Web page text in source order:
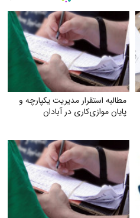
مطالبه استقرار مدیریت یکپارچه و
پایان موازی‌کاری در آبادان